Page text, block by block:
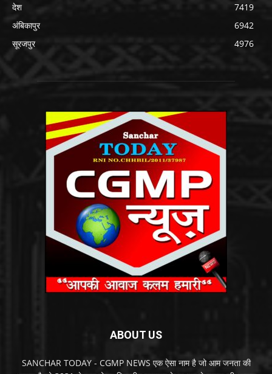
देश
7419
अंबिकापुर
6942
सूरजपुर
4976
ABOUT US
SANCHAR TODAY - CGMP NEWS एक ऐसा नाम है जो आम जनता की